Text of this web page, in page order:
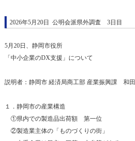
2026年5月20日 公明会派県外調査 3日目
5月20日、静岡市役所
「中小企業のDX支援」について
説明者：静岡市 経済局商工部 産業振興課 和
１．静岡市の産業構造
①県内での製造品出荷額 第一位
②製造業主体の「ものづくりの街」